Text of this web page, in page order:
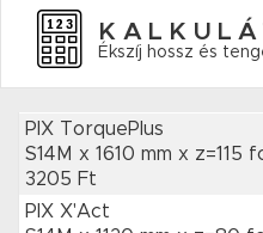
Ékszíj hossz és
PIX TorquePlus
S14M x 1610 mm x z=115
3205 Ft
PIX X'Act